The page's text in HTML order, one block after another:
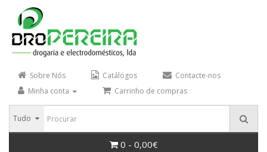
Sobre Nós Catálogos
Contacte-nos
Minha conta
Carrinho de compras
Tudo
0 - 0,00€